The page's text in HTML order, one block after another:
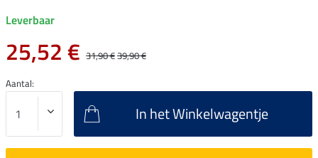
Leverbaar
25,52 € 31,90 €39,90 €
Aantal:
In het Winkelwagentje